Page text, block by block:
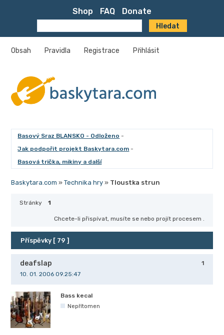
Shop FAQ Donate
Obsah Pravidla Registrace Přihlásit
Basový Sraz BLANSKO - Odloženo -
Jak podpořit projekt Baskytara.com -
Basová trička, mikiny a další
Baskytara.com »Technika hry » Tloustka strun
Stránky 1
Chcete-li přispívat, musíte se nebo projít procesem
Příspěvky [ 79 ]
1
deafslap
10. 01. 2006 09.25:47
Bass kecal
Nepřítomen